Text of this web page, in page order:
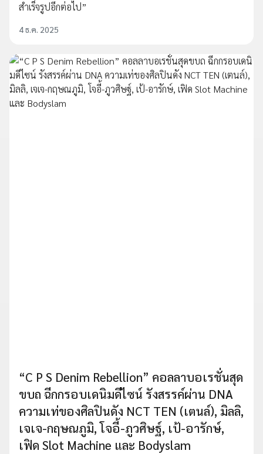
สำเร็จรูปอีกต่อไป”
4 ธ.ค. 2025
“C P S Denim Rebellion” คอลลาบอเรชั่นสุด
ขบถ ฉีกกรอบเดนิมดีไซน์ รังสรรค์ผ่าน DNA
ความเท่ของศิลปินดัง NCT TEN (เตนล์), มิลลิ,
เจเจ-กฤษณภูมิ, โจอี้-ภูวศิษฐ์, เป้-อารักษ์,
เฟิด Slot Machine และ Bodyslam